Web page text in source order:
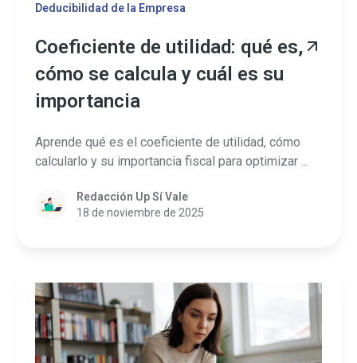
Deducibilidad de la Empresa
Coeficiente de utilidad: qué es,
cómo se calcula y cuál es su
importancia
Aprende qué es el coeficiente de utilidad, cómo
calcularlo y su importancia fiscal para optimizar ...
Redacción Up Sí Vale
18 de noviembre de 2025